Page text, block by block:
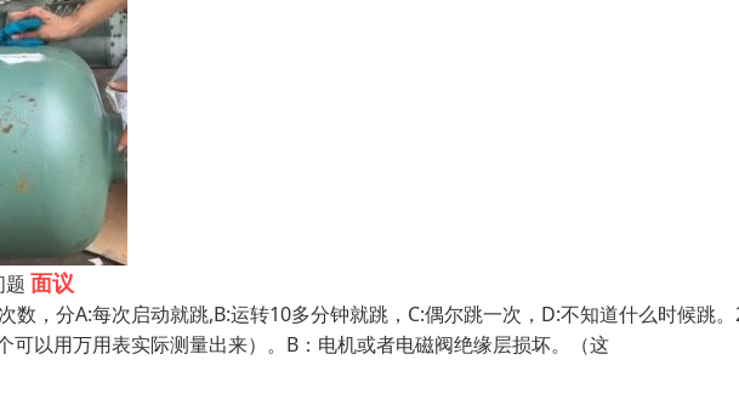
题 面议
数，分A:每次启动就跳,B:运转10多分钟就跳，C:偶尔跳一次，D:不知道什么时候跳
可以用万用表实际测量出来）。B：电机或者电磁阀绝缘层损坏。（这